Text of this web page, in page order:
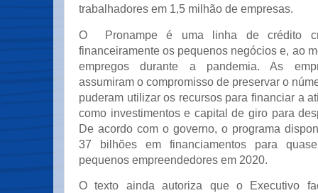
trabalhadores em 1,5 milhão de empresas.
O Pronampe é uma linha de crédito
financeiramente os pequenos negócios e, ao
empregos durante a pandemia. As
assumiram o compromisso de preservar o
puderam utilizar os recursos para financiar a
como investimentos e capital de giro para
De acordo com o governo, o programa
37 bilhões em financiamentos para
pequenos empreendedores em 2020.
O texto ainda autoriza que o Executivo